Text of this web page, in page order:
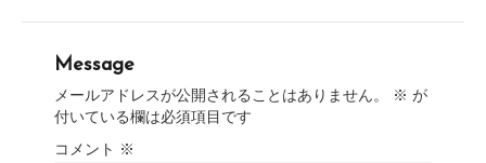
Message
メールアドレスが公開されることはありません。 ※ が
付いている欄は必須項目です
コメント ※